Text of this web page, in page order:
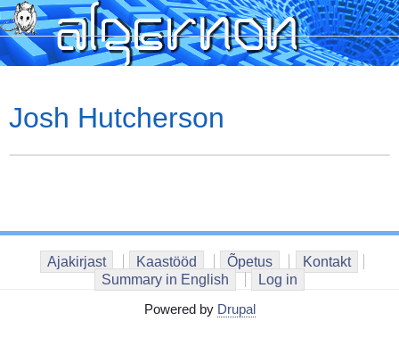
Skip
to
main
content
Josh Hutcherson
Ajakirjast Kaastööd Õpetus
Kontakt
Summary in English
Log in
Powered by Drupal